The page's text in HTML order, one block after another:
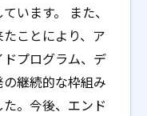
います。 また、
ことにより、ア
プログラム、デ
継続的な枠組み
。今後、エンド